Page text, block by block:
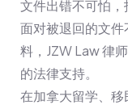
文件出错不可怕
面对被退回的文
料，JZW Law 律
的法律支持。
在加拿大留学、